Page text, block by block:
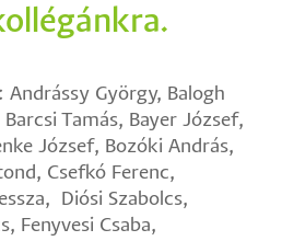
György, Balogh
Barcsi Tamás, Bayer József,
József, Bozóki András,
Csefkó Ferenc,
Diósi Szabolcs,
Fenyvesi Csaba,